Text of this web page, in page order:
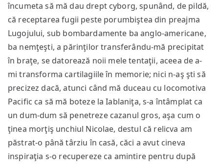
încumeta să mă dau drept cyborg, spunând, de pildă,
că receptarea fugii peste porumbiştea din preajma
Lugojului, sub bombardamente ba anglo-americane,
ba nemţeşti, a părinţilor transferându-mă precipitat
în braţe, se datorează noii mele tentaţii, aceea de a-
mi transforma cartilagiile în memorie; nici n-aş şti să
precizez dacă, atunci când mă duceau cu locomotiva
Pacific ca să mă boteze la Iablaniţa, s-a întâmplat ca
un dum-dum să penetreze cazanul gros, aşa cum o
ţinea morţiş unchiul Nicolae, destul că relicva am
păstrat-o până târziu în casă, căci a avut cineva
inspiraţia s-o recupereze ca amintire pentru după